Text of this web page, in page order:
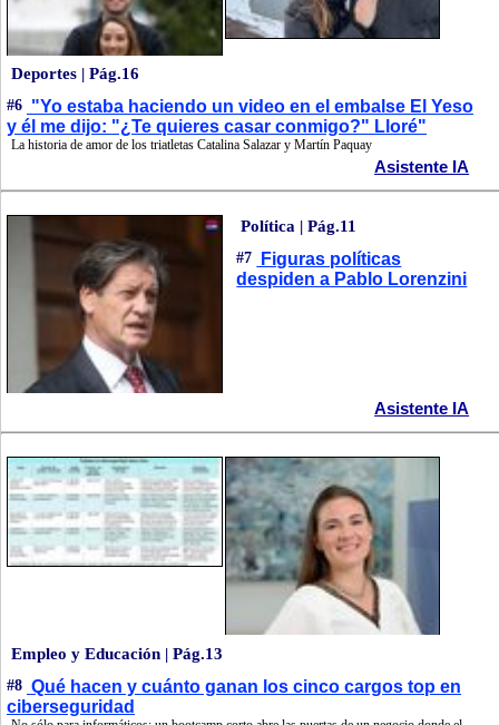
Deportes | Pág.16
#6 "Yo estaba haciendo un video en el embalse El Yeso
y él me dijo: "¿Te quieres casar conmigo?" Lloré"
La historia de amor de los triatletas Catalina Salazar y Martín Paquay
Asistente IA
Política | Pág.11
#7
Figuras políticas
despiden a Pablo Lorenzini
Asistente IA
Empleo y Educación | Pág.13
#8 Qué hacen y cuánto ganan los cinco cargos top en
ciberseguridad